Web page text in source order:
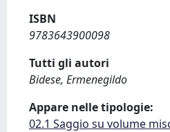
ISBN
9783643900098
Tutti gli autori
Bidese, Ermenegildo
Appare nelle tipologie:
02.1 Saggio su volume